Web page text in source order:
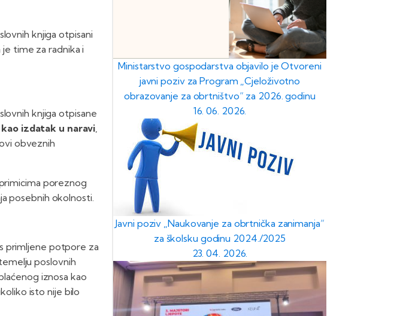
knjiga otpisani
je time za radnika i
knjiga otpisane
kao izdatak u naravi,
obveznih
poreznog
posebnih okolnosti.
primljene potpore za
poslovnih
iznosa kao
isto nije bilo
Ministarstvo gospodarstva objavilo je Otvoreni
javni poziv za Program „Cjeloživotno
obrazovanje za obrtništvo“ za 2026. godinu
16. 06. 2026.
Javni poziv „Naukovanje za obrtnička zanimanja“
za školsku godinu 2024./2025
23. 04. 2026.